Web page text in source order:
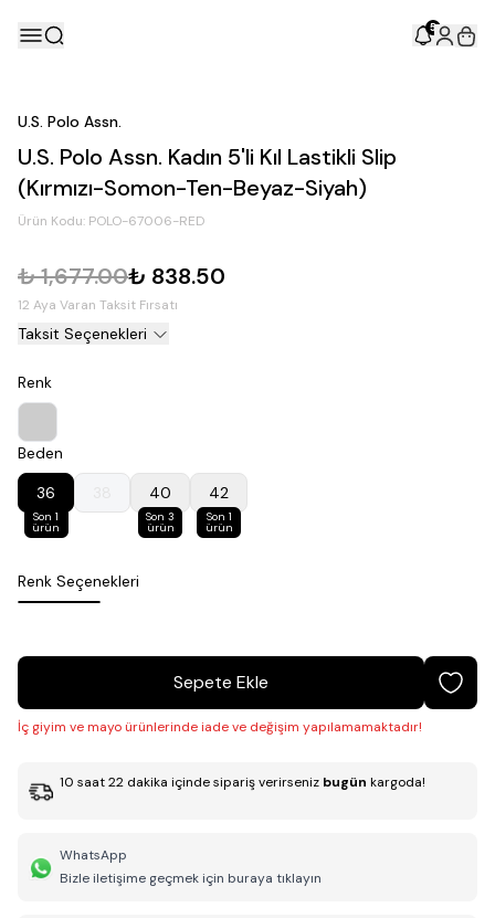
5
U.S. Polo Assn.
U.S. Polo Assn. Kadın 5'li Kıl Lastikli Slip
(Kırmızı-Somon-Ten-Beyaz-Siyah)
Ürün Kodu: POLO-67006-RED
₺ 1,677.00₺ 838.50
12 Aya Varan Taksit Fırsatı
Taksit Seçenekleri
Renk
Beden
36
Son 1
ürün
40
Son 3
ürün
42
Son 1
ürün
Renk Seçenekleri
Sepete Ekle
İç giyim ve mayo ürünlerinde iade ve değişim yapılamamaktadır!
10 saat22 dakika içinde sipariş verirseniz bugün kargoda!
WhatsApp
Bizle iletişime geçmek için buraya tıklayın